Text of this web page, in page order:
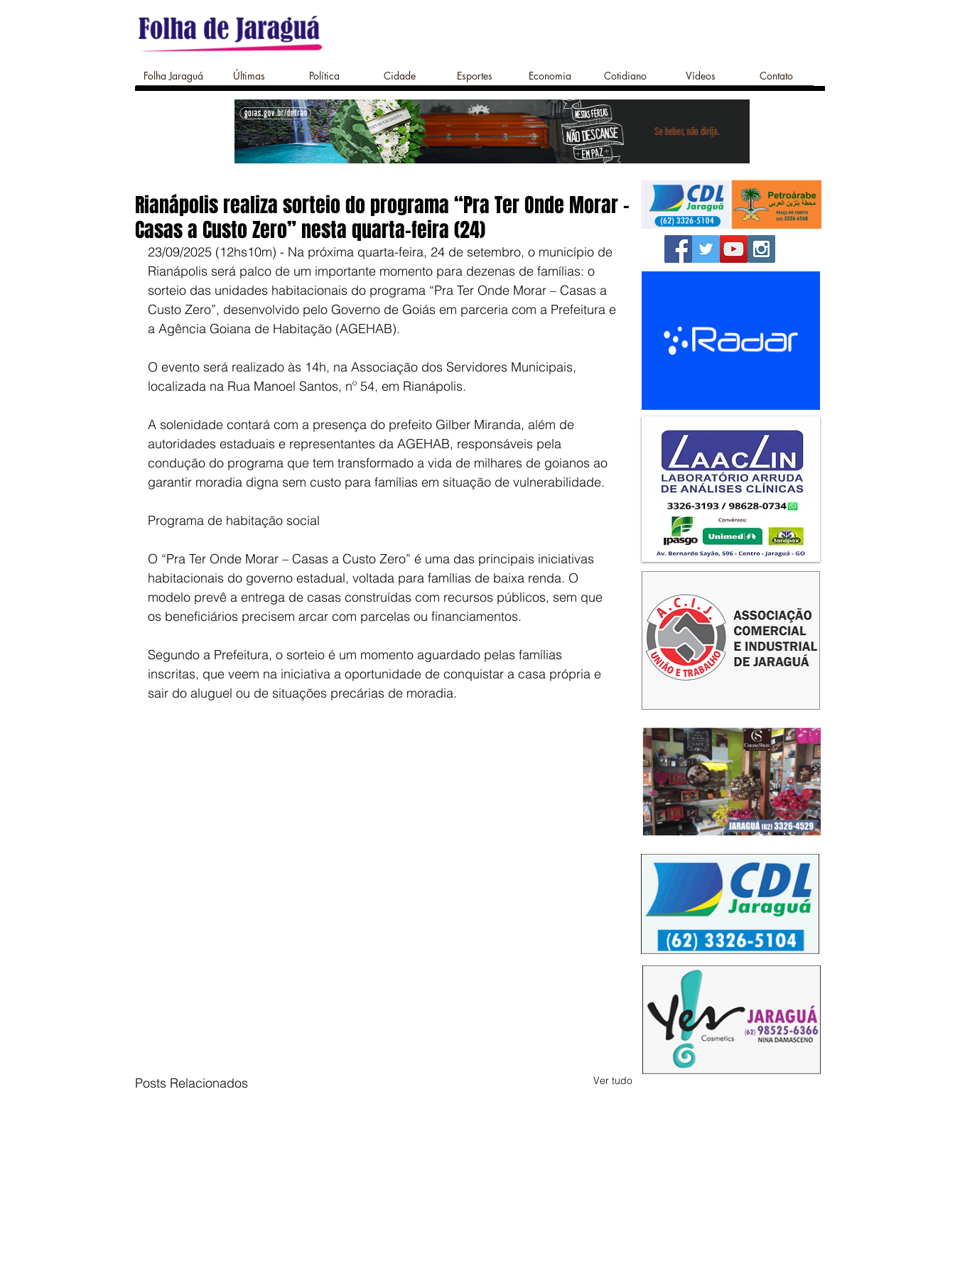
Folha Jaraguá Últimas Política Cidade Esportes Economia Cotidiano Vídeos Contato
Rianápolis realiza sorteio do programa “Pra Ter Onde Morar –
Casas a Custo Zero” nesta quarta-feira (24)
23/09/2025 (12hs10m) - Na próxima quarta-feira, 24 de setembro, o município de
Rianápolis será palco de um importante momento para dezenas de famílias: o
sorteio das unidades habitacionais do programa “Pra Ter Onde Morar – Casas a
Custo Zero”, desenvolvido pelo Governo de Goiás em parceria com a Prefeitura e
a Agência Goiana de Habitação (AGEHAB).
O evento será realizado às 14h, na Associação dos Servidores Municipais,
localizada na Rua Manoel Santos, nº 54, em Rianápolis.
A solenidade contará com a presença do prefeito Gilber Miranda, além de
autoridades estaduais e representantes da AGEHAB, responsáveis pela
condução do programa que tem transformado a vida de milhares de goianos ao
garantir moradia digna sem custo para famílias em situação de vulnerabilidade.
Programa de habitação social
O “Pra Ter Onde Morar – Casas a Custo Zero” é uma das principais iniciativas
habitacionais do governo estadual, voltada para famílias de baixa renda. O
modelo prevê a entrega de casas construídas com recursos públicos, sem que
os beneficiários precisem arcar com parcelas ou financiamentos.
Segundo a Prefeitura, o sorteio é um momento aguardado pelas famílias
inscritas, que veem na iniciativa a oportunidade de conquistar a casa própria e
sair do aluguel ou de situações precárias de moradia.
Posts Relacionados Ver tudo